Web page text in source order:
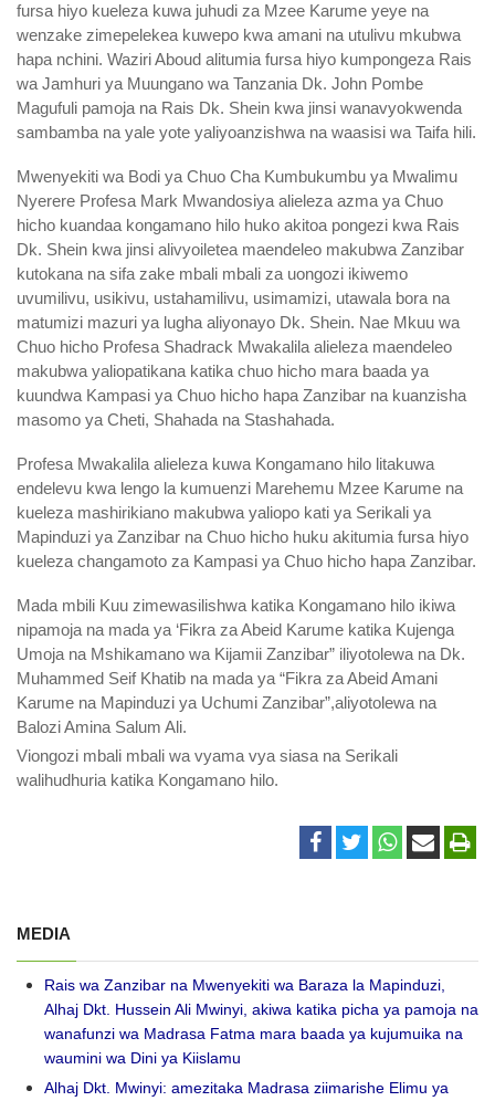
fursa hiyo kueleza kuwa juhudi za Mzee Karume yeye na
wenzake zimepelekea kuwepo kwa amani na utulivu mkubwa
hapa nchini. Waziri Aboud alitumia fursa hiyo kumpongeza Rais
wa Jamhuri ya Muungano wa Tanzania Dk. John Pombe
Magufuli pamoja na Rais Dk. Shein kwa jinsi wanavyokwenda
sambamba na yale yote yaliyoanzishwa na waasisi wa Taifa hili.
Mwenyekiti wa Bodi ya Chuo Cha Kumbukumbu ya Mwalimu
Nyerere Profesa Mark Mwandosiya alieleza azma ya Chuo
hicho kuandaa kongamano hilo huko akitoa pongezi kwa Rais
Dk. Shein kwa jinsi alivyoiletea maendeleo makubwa Zanzibar
kutokana na sifa zake mbali mbali za uongozi ikiwemo
uvumilivu, usikivu, ustahamilivu, usimamizi, utawala bora na
matumizi mazuri ya lugha aliyonayo Dk. Shein. Nae Mkuu wa
Chuo hicho Profesa Shadrack Mwakalila alieleza maendeleo
makubwa yaliopatikana katika chuo hicho mara baada ya
kuundwa Kampasi ya Chuo hicho hapa Zanzibar na kuanzisha
masomo ya Cheti, Shahada na Stashahada.
Profesa Mwakalila alieleza kuwa Kongamano hilo litakuwa
endelevu kwa lengo la kumuenzi Marehemu Mzee Karume na
kueleza mashirikiano makubwa yaliopo kati ya Serikali ya
Mapinduzi ya Zanzibar na Chuo hicho huku akitumia fursa hiyo
kueleza changamoto za Kampasi ya Chuo hicho hapa Zanzibar.
Mada mbili Kuu zimewasilishwa katika Kongamano hilo ikiwa
nipamoja na mada ya ‘Fikra za Abeid Karume katika Kujenga
Umoja na Mshikamano wa Kijamii Zanzibar” iliyotolewa na Dk.
Muhammed Seif Khatib na mada ya “Fikra za Abeid Amani
Karume na Mapinduzi ya Uchumi Zanzibar”,aliyotolewa na
Balozi Amina Salum Ali.
Viongozi mbali mbali wa vyama vya siasa na Serikali
walihudhuria katika Kongamano hilo.
MEDIA
Rais wa Zanzibar na Mwenyekiti wa Baraza la Mapinduzi,
Alhaj Dkt. Hussein Ali Mwinyi, akiwa katika picha ya pamoja na
wanafunzi wa Madrasa Fatma mara baada ya kujumuika na
waumini wa Dini ya Kiislamu
Alhaj Dkt. Mwinyi: amezitaka Madrasa ziimarishe Elimu ya